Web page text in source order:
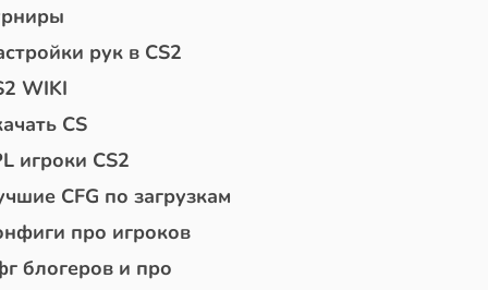
рук в CS2
WIKI
CS
игроки CS2
CFG по загрузкам
про игроков
блогеров и про